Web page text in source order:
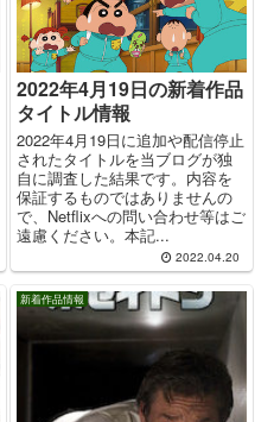
2022年4月19日の新着作品
タイトル情報
2022年4月19日に追加や配信停止
されたタイトルを当ブログが独
自に調査した結果です。内容を
保証するものではありませんの
で、Netflixへの問い合わせ等はご
遠慮ください。本記...
2022.04.20
新着作品情報